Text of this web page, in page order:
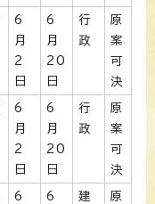
6
月
2
日
6
月
20
日
行
政
原
案
可
決
6
月
2
日
6
月
20
日
行
政
原
案
可
決
6
6
建
原